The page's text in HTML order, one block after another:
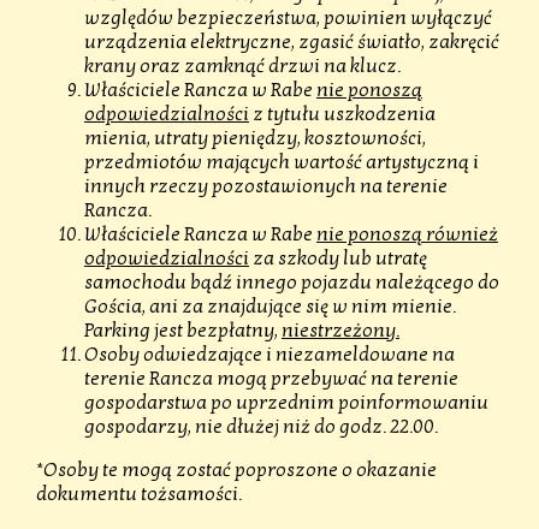
względów bezpieczeństwa, powinien wyłączyć
urządzenia elektryczne, zgasić światło, zakręcić
krany oraz zamknąć drzwi na klucz.
Właściciele Rancza w Rabe nie ponoszą
odpowiedzialności z tytułu uszkodzenia
mienia, utraty pieniędzy, kosztowności,
przedmiotów mających wartość artystyczną i
innych rzeczy pozostawionych na terenie
Rancza.
Właściciele Rancza w Rabe nie ponoszą również
odpowiedzialności za szkody lub utratę
samochodu bądź innego pojazdu należącego do
Gościa, ani za znajdujące się w nim mienie.
Parking jest bezpłatny, niestrzeżony.
Osoby odwiedzające i niezameldowane na
terenie Rancza mogą przebywać na terenie
gospodarstwa po uprzednim poinformowaniu
gospodarzy, nie dłużej niż do godz. 22.00.
*Osoby te mogą zostać poproszone o okazanie
dokumentu tożsamości.